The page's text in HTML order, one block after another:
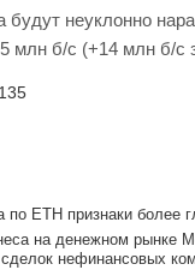
будут неуклонно
млн б/с (+14 млн б/с
ETH признаки более
на денежном рынке
нефинансовых